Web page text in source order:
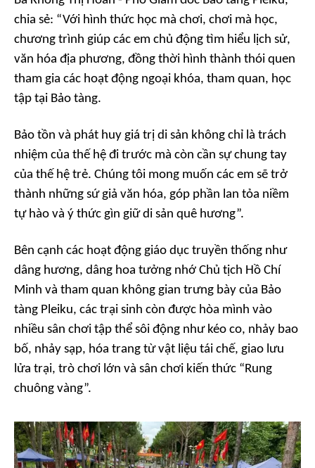
chia sẻ: “Với hình thức học mà chơi, chơi mà học,
chương trình giúp các em chủ động tìm hiểu lịch sử,
văn hóa địa phương, đồng thời hình thành thói quen
tham gia các hoạt động ngoại khóa, tham quan, học
tập tại Bảo tàng.
Bảo tồn và phát huy giá trị di sản không chỉ là trách
nhiệm của thế hệ đi trước mà còn cần sự chung tay
của thế hệ trẻ. Chúng tôi mong muốn các em sẽ trở
thành những sứ giả văn hóa, góp phần lan tỏa niềm
tự hào và ý thức gìn giữ di sản quê hương”.
Bên cạnh các hoạt động giáo dục truyền thống như
dâng hương, dâng hoa tưởng nhớ Chủ tịch Hồ Chí
Minh và tham quan không gian trưng bày của Bảo
tàng Pleiku, các trại sinh còn được hòa mình vào
nhiều sân chơi tập thể sôi động như kéo co, nhảy bao
bố, nhảy sạp, hóa trang từ vật liệu tái chế, giao lưu
lửa trại, trò chơi lớn và sân chơi kiến thức “Rung
chuông vàng”.